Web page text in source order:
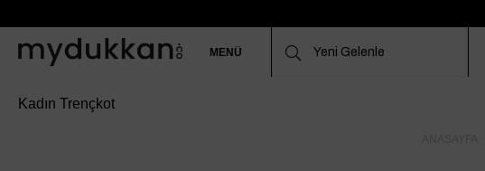
MENÜ
Kadın Trençkot